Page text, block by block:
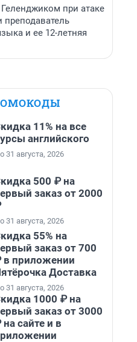
при атаке
и ее 12-летняя
11% на все
английского
31 августа, 2026
500 ₽ на
заказ от 2000
31 августа, 2026
55% на
заказ от 700
в приложении
Доставка
31 августа, 2026
1000 ₽ на
заказ от 3000
на сайте и в